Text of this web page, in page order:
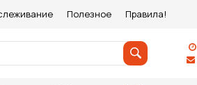
Полезное Правила!